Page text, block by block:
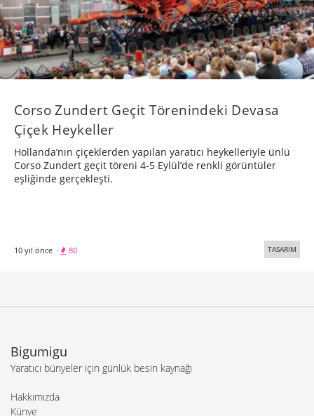
Corso Zundert Geçit Törenindeki Devasa
Çiçek Heykeller
Hollanda’nın çiçeklerden yapılan yaratıcı heykelleriyle ünlü
Corso Zundert geçit töreni 4-5 Eylül’de renkli görüntüler
eşliğinde gerçekleşti.
10 yıl önce · 80 TASARIM
Bigumigu
Yaratıcı bünyeler için günlük besin kaynağı
Hakkımızda
Künye